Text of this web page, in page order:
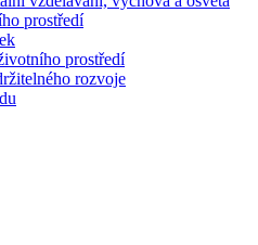
prostředí
prostředí
rozvoje